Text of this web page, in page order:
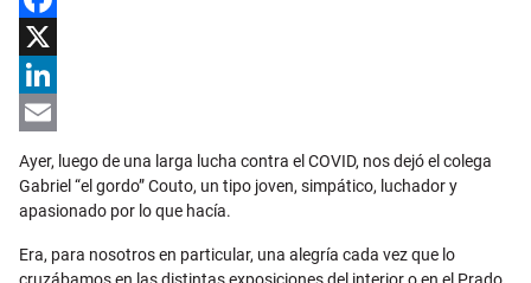
Facebook
X
LinkedIn
Ayer, luego de una larga lucha contra el COVID, nos dejó el colega
Gabriel “el gordo” Couto, un tipo joven, simpático, luchador y
apasionado por lo que hacía.
Era, para nosotros en particular, una alegría cada vez que lo